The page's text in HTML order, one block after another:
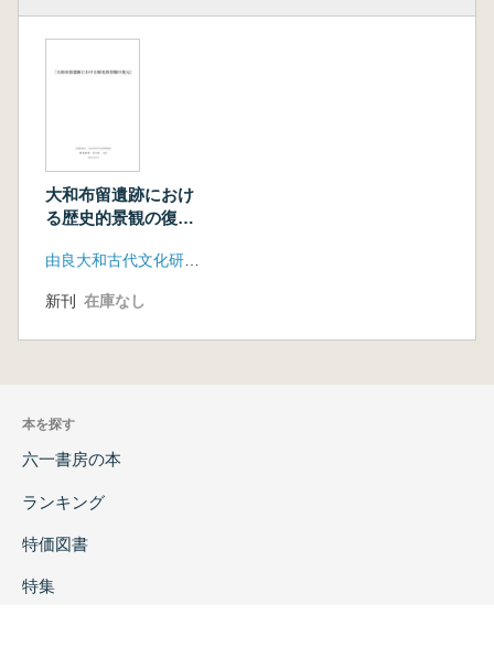
大和布留遺跡におけ
る歴史的景観の復元
由良大和古代文化研究協会
新刊 在庫なし
本を探す
六一書房の本
ランキング
特価図書
特集